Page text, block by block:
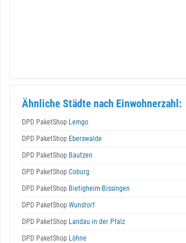
Ähnliche Städte nach Einwohnerzahl:
DPD PaketShop Lemgo
DPD PaketShop Eberswalde
DPD PaketShop Bautzen
DPD PaketShop Coburg
DPD PaketShop Bietigheim-Bissingen
DPD PaketShop Wunstorf
DPD PaketShop Landau in der Pfalz
DPD PaketShop Löhne